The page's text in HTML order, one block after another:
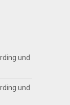
und
und